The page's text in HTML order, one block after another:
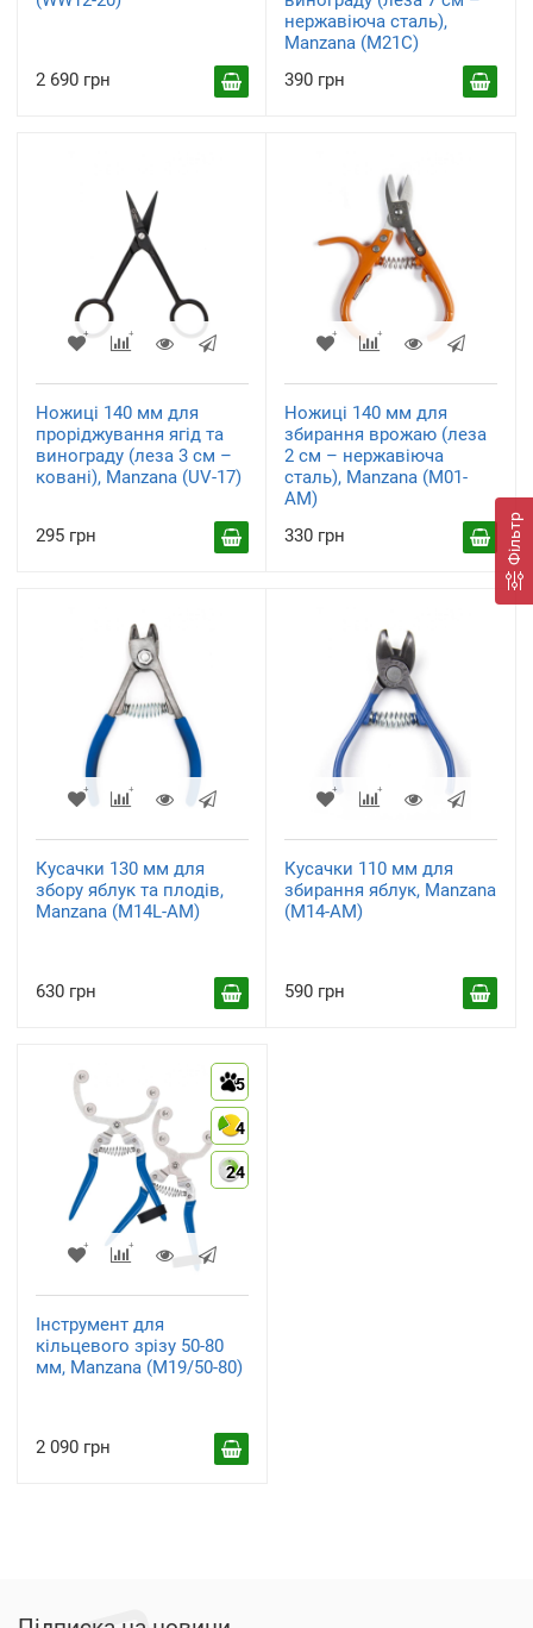
Фільтр
2 690 грн
нержавіюча сталь),
Manzana (M21C)
390 грн
Ножиці 140 мм для
проріджування ягід та
винограду (леза 3 см –
ковані), Manzana (UV-17)
295 грн
Ножиці 140 мм для
збирання врожаю (леза
2 см – нержавіюча
сталь), Manzana (M01-
AM)
330 грн
Кусачки 130 мм для
збору яблук та плодів,
Manzana (M14L-AM)
630 грн
Кусачки 110 мм для
збирання яблук, Manzana
(M14-AM)
590 грн
5
4
24
Інструмент для
кільцевого зрізу 50-80
мм, Manzana (M19/50-80)
2 090 грн